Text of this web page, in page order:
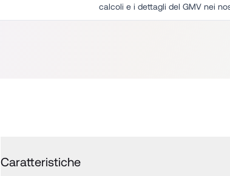
calcoli e i dettagli del GMV nei
Caratteristiche